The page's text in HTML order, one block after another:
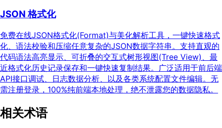
JSON 格式化
免费在线JSON格式化(Format)与美化解析工具，一键快速格式
化、语法校验和压缩任意复杂的JSON数据字符串。支持直观的
代码语法高亮显示、可折叠的交互式树形视图(Tree View)、最
近格式化历史记录保存和一键快速复制结果。广泛适用于前后端
API接口调试、日志数据分析、以及各类系统配置文件编辑。无
需注册登录，100%纯前端本地处理，绝不泄露您的数据隐私。
相关术语